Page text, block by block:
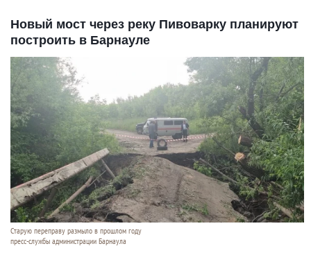
Новый мост через реку Пивоварку планируют
построить в Барнауле
Старую переправу размыло в прошлом году
пресс-службы администрации Барнаула